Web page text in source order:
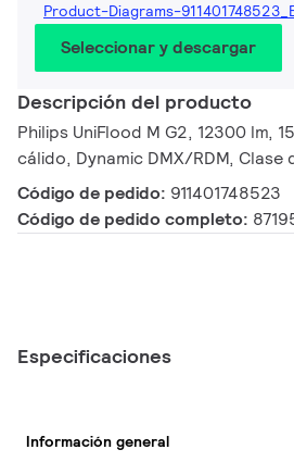
Product-Diagrams-
Seleccionar y descargar
Descripción del producto
Philips UniFlood M G2, 12300 lm,
cálido, Dynamic DMX/RDM, Clase
Código de pedido: 911401748523
Código de pedido completo:
Especificaciones
Información general